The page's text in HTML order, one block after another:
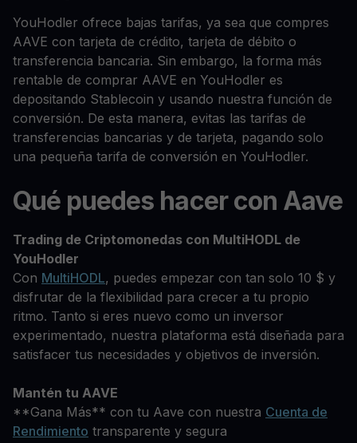
YouHodler ofrece bajas tarifas, ya sea que compres
AAVE con tarjeta de crédito, tarjeta de débito o
transferencia bancaria. Sin embargo, la forma más
rentable de comprar AAVE en YouHodler es
depositando Stablecoin y usando nuestra función de
conversión. De esta manera, evitas las tarifas de
transferencias bancarias y de tarjeta, pagando solo
una pequeña tarifa de conversión en YouHodler.
Qué puedes hacer con Aave
Trading de Criptomonedas con MultiHODL de
YouHodler
Con MultiHODL, puedes empezar con tan solo 10 $ y
disfrutar de la flexibilidad para crecer a tu propio
ritmo. Tanto si eres nuevo como un inversor
experimentado, nuestra plataforma está diseñada para
satisfacer tus necesidades y objetivos de inversión.
Mantén tu AAVE
**Gana Más** con tu Aave con nuestra Cuenta de
Rendimiento transparente y segura